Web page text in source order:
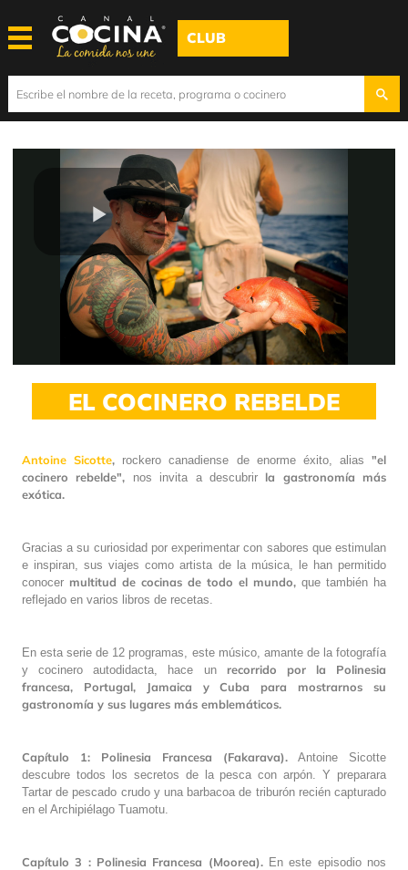
CLUB
Video
EL COCINERO REBELDE
Antoine Sicotte, rockero canadiense de enorme éxito, alias "el
cocinero rebelde", nos invita a descubrir la
gastronomía más
exótica.
Gracias a su curiosidad por experimentar con sabores que estimulan
e inspiran, sus viajes como artista de la música, le han permitido
conocer multitud de cocinas de todo el mundo, que también ha
reflejado en varios libros de recetas.
En esta serie de 12 programas, este músico, amante de la fotografía
y cocinero autodidacta, hace un recorrido por la Polinesia
francesa, Portugal, Jamaica y Cuba para mostrarnos su
gastronomía y sus lugares más emblemáticos.
Capítulo 1: Polinesia Francesa (Fakarava). Antoine Sicotte
descubre todos los secretos de la pesca con arpón. Y preparara
Tartar de pescado crudo y una barbacoa de triburón recién capturado
en el Archipiélago Tuamotu.
Capítulo 3 : Polinesia Francesa (Moorea).En este episodio nos